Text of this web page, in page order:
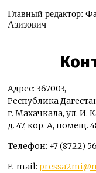
Главный редактор:
Азизович
Адрес: 367003,
Республика
г. Махачкала, ул. И.
д. 47, кор. А, помещ.
Телефон: +7 (8722)
E-mail: